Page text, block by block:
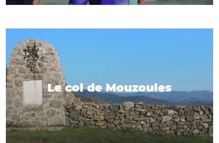
Le col de Mouzoules